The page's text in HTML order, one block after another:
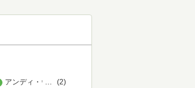
アンディ・ウィアー
(2)
…